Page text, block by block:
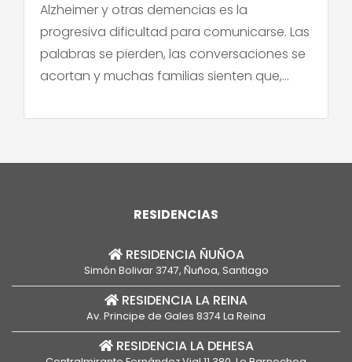
Alzheimer y otras demencias es la
progresiva dificultad para comunicarse. Las
palabras se pierden, las conversaciones se
acortan y muchas familias sienten que,
las conecta con su ser querido. Frente a
[…]
RESIDENCIAS
RESIDENCIA ÑUÑOA
Simón Bolivar 3747, Ñuñoa, Santiago
RESIDENCIA LA REINA
Av. Principe de Gales 8374 La Reina
RESIDENCIA LA DEHESA